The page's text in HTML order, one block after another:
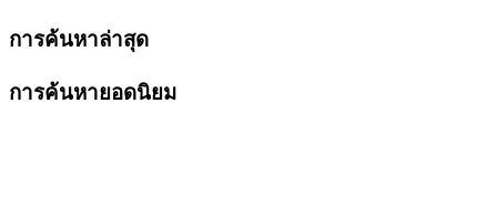
การค้นหาล่าสุด
การค้นหายอดนิยม